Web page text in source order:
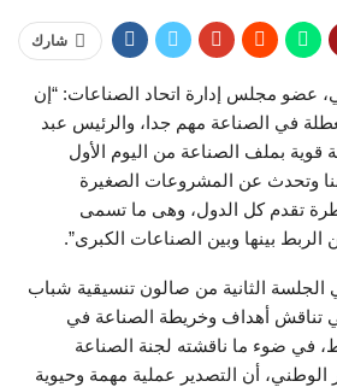
شارك
عضو مجلس إدارة اتحاد الصناعات: “إن
في الصناعة مهم جدا، والرئيس عبد
قوية بملف الصناعة من اليوم الأول
وتحدث عن المشروعات الصغيرة
تقدم كل الدول، وهى ما تسمى
بينها وبين الصناعات الكبرى”.
الثانية من صالون تنسيقية شباب
تناقش أهداف وخريطة الصناعة في
في ضوء ما ناقشته لجنة الصناعة
الوطني، أن التصدير عملية مهمة وحيوية